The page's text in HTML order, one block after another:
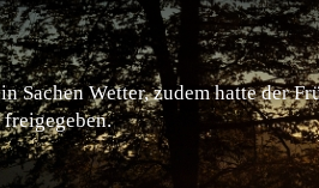
Sachen Wetter, zudem hatte der
freigegeben.